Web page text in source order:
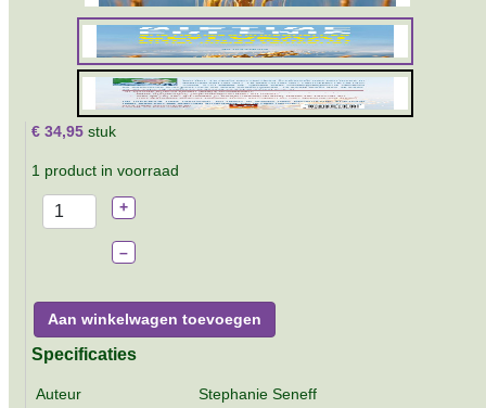
€ 34,95 stuk
1 product in voorraad
+
–
Aan winkelwagen toevoegen
Specificaties
Auteur Stephanie Seneff